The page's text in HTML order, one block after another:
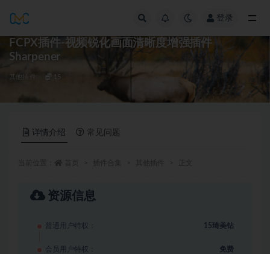
登录
FCPX插件-视频锐化画面清晰度增强插件
Sharpener
其他插件 15
详情介绍 常见问题
资源信息
普通用户特权： 15琦美钻
会员用户特权： 免费